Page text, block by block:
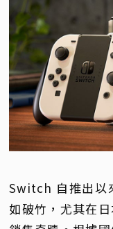
Switch 自推出以
如破竹，尤其在